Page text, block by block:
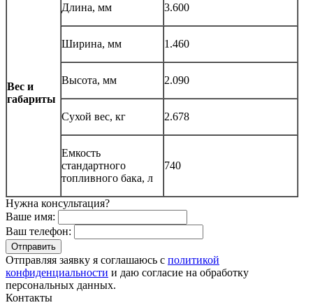
Вес и
габариты
Длина, мм 3.600
Ширина, мм 1.460
Высота, мм 2.090
Сухой вес, кг 2.678
Емкость
стандартного
топливного бака, л
740
Нужна консультация?
Ваше имя:
Ваш телефон:
Отправляя заявку я соглашаюсь с политикой
конфиденциальности и даю согласие на обработку
персональных данных.
Контакты